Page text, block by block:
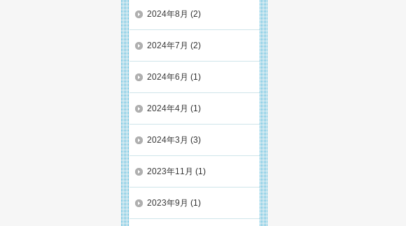
2024年8月 (2)
2024年7月 (2)
2024年6月 (1)
2024年4月 (1)
2024年3月 (3)
2023年11月 (1)
2023年9月 (1)